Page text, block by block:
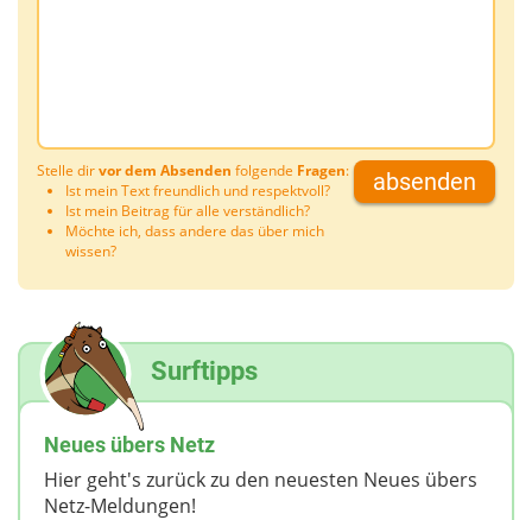
Stelle dirvor dem Absenden folgende Fragen:
Ist mein Text freundlich und respektvoll?
Ist mein Beitrag für alle verständlich?
Möchte ich, dass andere das über mich
wissen?
absenden
Surftipps
Neues übers Netz
Hier geht's zurück zu den neuesten Neues übers
Netz-Meldungen!